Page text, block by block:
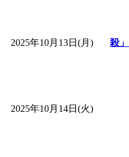
皆鶴
～」 受
de 健康
2025年10月13日(月)
殺
2025年10月14日(火)